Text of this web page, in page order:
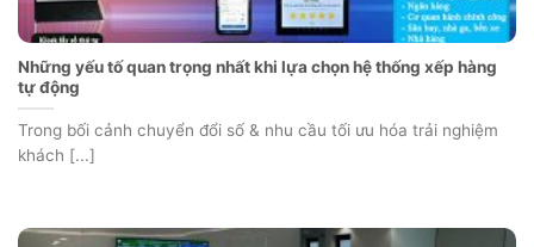
Những yếu tố quan trọng nhất khi lựa chọn hệ thống xếp hàng
tự động
Trong bối cảnh chuyển đổi số & nhu cầu tối ưu hóa trải nghiệm
khách [...]